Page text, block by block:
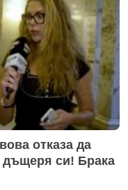
отказа да
дъщеря си! Брака